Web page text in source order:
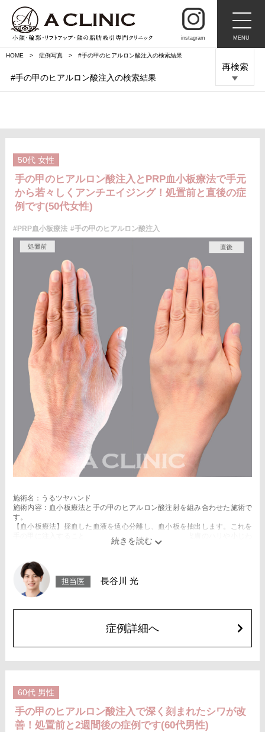
instagram MENU
HOME 症例写真 #手の甲のヒアルロン酸注入の検索結果
#手の甲のヒアルロン酸注入の検索結果
再検索
50代 女性
手の甲のヒアルロン酸注入とPRP血小板療法で手元
から若々しくアンチエイジング！処置前と直後の症
例です(50代女性)
#PRP血小板療法 #手の甲のヒアルロン酸注入
施術名：うるツヤハンド
施術内容：血小板療法と手の甲のヒアルロン酸注射を組み合わせた施術で
す。
【血小板療法】採血した血液を遠心分離し、血小板を抽出します。これを
手の甲に注入することで組織の再生を促す施術です。皮膚のハリや小じわ
コつきを改善する施術です。
施術時間：注入箇所数にもよりますが、約15〜30分程
リスク、副作用：腫れ、赤み、内出血、痛み、突っ張り感、ボコつきなど
が生じることがございます。また、稀にアレルギー、細菌感染症、血管閉
ージは1〜2週間ほどお控えください。
費用：血小板療法+レスチレン(片手2ccずつ)476,000円(税込)
血小板療法+ジュビダームビスタ ボリフトXC(片手2ccずつ)600,800円(税
オプション：表面麻酔 3,300円(税込)笑気麻酔 3,300円(税込)
担当医 長谷川 光
症例詳細へ
60代 男性
手の甲のヒアルロン酸注入で深く刻まれたシワが改
善！処置前と2週間後の症例です(60代男性)